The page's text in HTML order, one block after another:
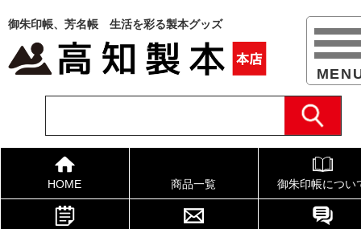
御朱印帳、芳名帳 生活を彩る製本グッズ
HOME 商品一覧 御朱印帳につい